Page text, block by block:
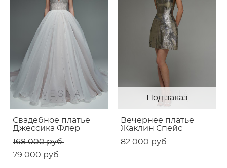
Свадебное платье
Джессика Флер
168 000 pуб.
79 000 pуб.
Под заказ
Вечернее платье
Жаклин Спейс
82 000 pуб.